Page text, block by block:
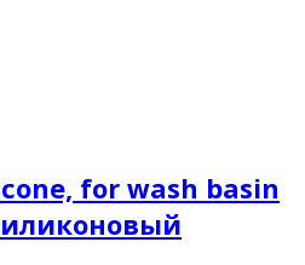
for wash basin